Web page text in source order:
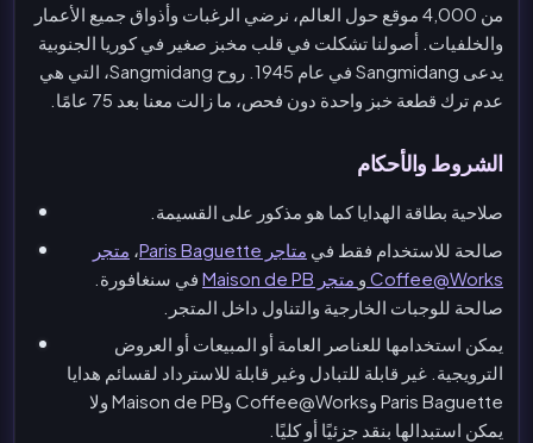
من 4,000 موقع حول العالم، نرضي الرغبات وأذواق جميع الأعمار
والخلفيات. أصولنا تشكلت في قلب مخبز صغير في كوريا الجنوبية
يدعى Sangmidang في عام 1945. روح Sangmidang، التي هي
عدم ترك قطعة خبز واحدة دون فحص، ما زالت معنا بعد 75 عامًا.
الشروط والأحكام
صلاحية بطاقة الهدايا كما هو مذكور على القسيمة.
صالحة للاستخدام فقط في متاجر Paris Baguette ، متجر
Coffee@Works و متجر Maison de PB
في سنغافورة.
صالحة للوجبات الخارجية والتناول داخل المتجر.
يمكن استخدامها للعناصر العامة أو المبيعات أو العروض
الترويجية. غير قابلة للتبادل وغير قابلة للاسترداد لقسائم هدايا
Paris Baguette وCoffee@Works وMaison de PB ولا
يمكن استبدالها بنقد جزئيًا أو كليًا.